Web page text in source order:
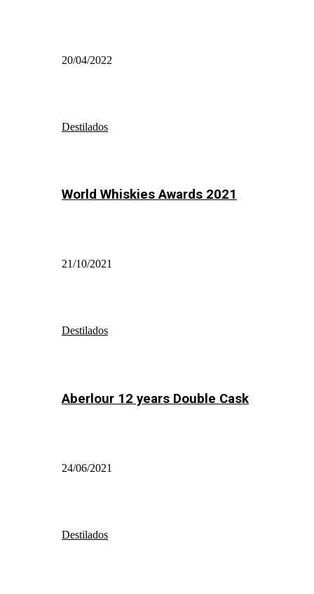
20/04/2022
Destilados
World Whiskies Awards 2021
21/10/2021
Destilados
Aberlour 12 years Double Cask
24/06/2021
Destilados